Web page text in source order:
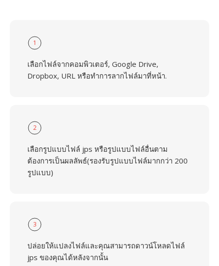
1
เลือกไฟล์จากคอมพิวเตอร์, Google Drive,
Dropbox, URL หรือทำการลากไฟล์มาที่หน้า.
2
เลือกรูปแบบไฟล์ jps หรือรูปแบบไฟล์อื่นตาม
ต้องการเป็นผลลัพธ์(รองรับรูปแบบไฟล์มากกว่า 200
รูปแบบ)
3
ปล่อยให้แปลงไฟล์และคุณสามารถดาวน์โหลดไฟล์
jps ของคุณได้หลังจากนั้น